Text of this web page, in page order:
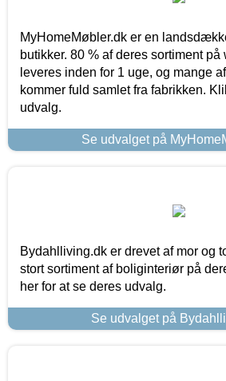
MyHomeMøbler.dk er en
butikker. 80 % af deres sortiment
leveres inden for 1 uge, og mange
kommer fuld samlet fra fabrikken.
udvalg.
Se udvalget på
Bydahlliving.dk er drevet af mor og
stort sortiment af boliginteriør på
her for at se deres udvalg.
Se udvalget på